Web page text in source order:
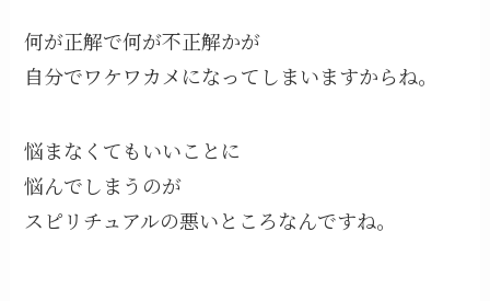
何が正解で何が不正解かが
自分でワケワカメになってしまいますからね。
悩まなくてもいいことに
悩んでしまうのが
スピリチュアルの悪いところなんですね。